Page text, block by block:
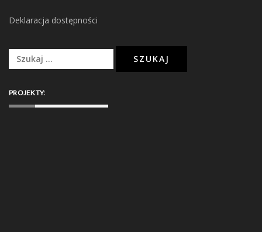
Deklaracja dostępności
Szukaj:
PROJEKTY: